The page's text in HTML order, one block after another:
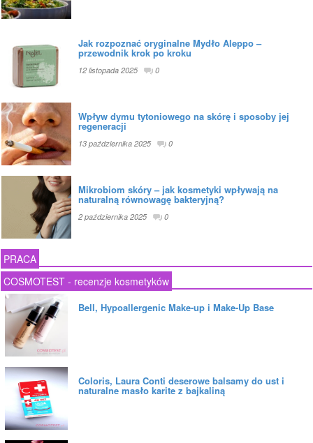
Jak rozpoznać oryginalne Mydło Aleppo –
przewodnik krok po kroku
12 listopada 2025 0
Wpływ dymu tytoniowego na skórę i sposoby jej
regeneracji
13 października 2025 0
Mikrobiom skóry – jak kosmetyki wpływają na
naturalną równowagę bakteryjną?
2 października 2025 0
PRACA
COSMOTEST - recenzje kosmetyków
Bell, Hypoallergenic Make-up i Make-Up Base
Coloris, Laura Conti deserowe balsamy do ust i
naturalne masło karite z bajkaliną